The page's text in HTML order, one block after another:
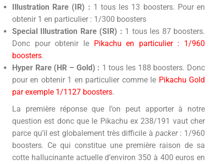
Illustration Rare (IR) : 1 tous les 13 boosters. Pour en
obtenir 1 en particulier : 1/300 boosters
Special Illustration Rare (SIR) : 1 tous les 87 boosters.
Donc pour obtenir le Pikachu en particulier : 1/960
boosters.
Hyper Rare (HR – Gold) : 1 tous les 188 boosters. Donc
pour en obtenir 1 en particulier comme le Pikachu Gold
par exemple 1/1127 boosters.
La première réponse que l’on peut apporter à notre
question est donc que le Pikachu ex 238/191 vaut cher
parce qu’il est globalement très difficile à packer: 1/960
boosters. Ce qui constitue une première raison de sa
cotte hallucinante actuelle d’environ 350 à 400 euros en